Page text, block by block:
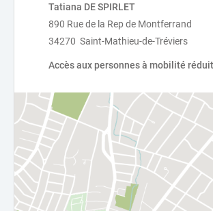
Tatiana DE SPIRLET
890 Rue de la Rep de Montferrand
34270 Saint-Mathieu-de-Tréviers
Accès aux personnes à mobilité